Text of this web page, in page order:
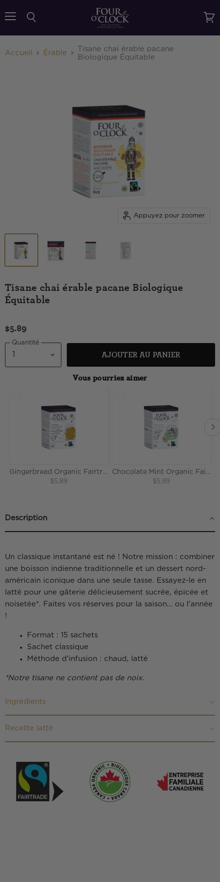
le
Accueil Érable
Tisane chai érable pacane
Biologique Équitable
Appuyez pour zoomer
Tisane chai érable pacane Biologique
Équitable
$5.89
Quantité
AJOUTER AU PANIER
Vous pourriez aimer
Gingerbread Organic Fairtrade Herbal Tea
$5.89
Chocolate Mint Organic Fairtrade Black Tea
$5.89
Description
Un classique instantané est né ! Notre mission : combiner
une boisson indienne traditionnelle et un dessert nord-
américain iconique dans une seule tasse. Essayez-le en
latté pour une gâterie délicieusement sucrée, épicée et
noisetée*. Faites vos réserves pour la saison… ou l’année
!
Format : 15 sachets
Sachet classique
Méthode d'infusion : chaud, latté
*Notre tisane ne contient pas de noix.
Ingrédients
Recette latté
{{currency}}{{discount}} undefined
View Cart